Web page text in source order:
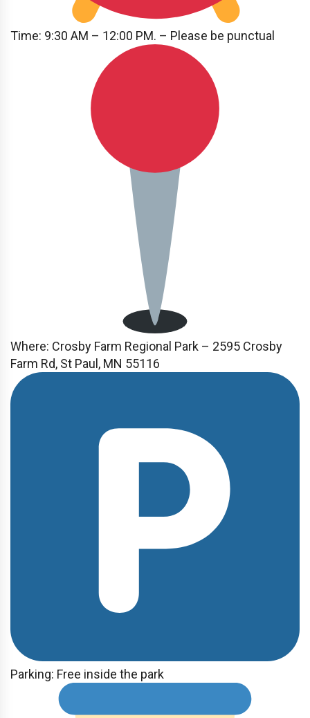
Time: 9:30 AM – 12:00 PM. – Please be punctual
Where: Crosby Farm Regional Park – 2595 Crosby
Farm Rd, St Paul, MN 55116
Parking: Free inside the park